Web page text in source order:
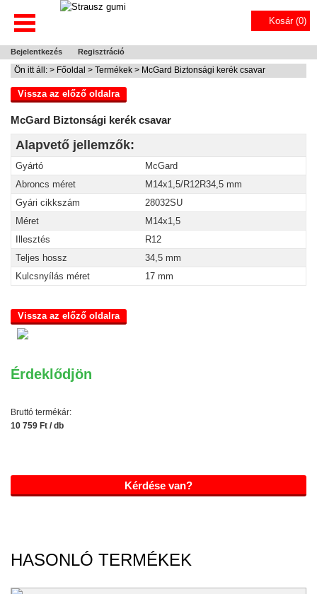
Kosár (0)
Bejelentkezés Regisztráció
Ön itt áll: > Főoldal > Termékek > McGard Biztonsági kerék csavar
Vissza az előző oldalra
McGard Biztonsági kerék csavar
Alapvető jellemzők:
Gyártó
McGard
Abroncs méret
M14x1,5/R12R34,5 mm
Gyári cikkszám
28032SU
Méret
M14x1,5
Illesztés
R12
Teljes hossz
34,5 mm
Kulcsnyílás méret
17 mm
Vissza az előző oldalra
Érdeklődjön
Bruttó termékár:
10 759 Ft / db
Kérdése van?
HASONLÓ TERMÉKEK